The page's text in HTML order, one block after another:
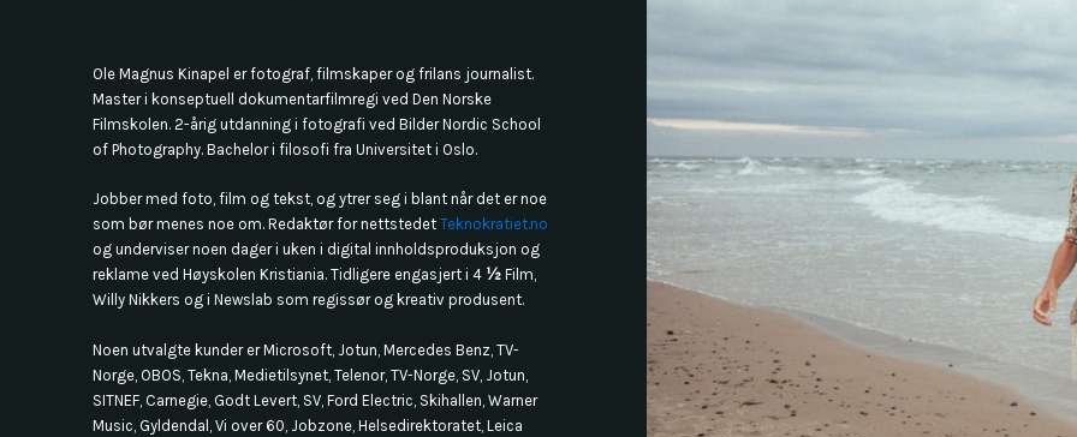
Ole Magnus Kinapel er fotograf, filmskaper og frilans journalist.
Master i konseptuell dokumentarfilmregi ved Den Norske
Filmskolen. 2-årig utdanning i fotografi ved Bilder Nordic School
of Photography. Bachelor i filosofi fra Universitet i Oslo.
Jobber med foto, film og tekst, og ytrer seg i blant når det er noe
som bør menes noe om. Redaktør for nettstedet Teknokratiet.no
og underviser noen dager i uken i digital innholdsproduksjon og
reklame ved Høyskolen Kristiania. Tidligere engasjert i 4 ½ Film,
Willy Nikkers og i Newslab som regissør og kreativ produsent.
Noen utvalgte kunder er Microsoft, Jotun, Mercedes Benz, TV-
Norge, OBOS, Tekna, Medietilsynet, Telenor, TV-Norge, SV, Jotun,
SITNEF, Carnegie, Godt Levert, SV, Ford Electric, Skihallen, Warner
Music, Gyldendal, Vi over 60, Jobzone, Helsedirektoratet, Leica